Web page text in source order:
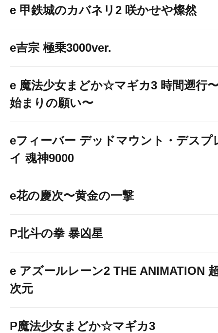
e 甲鉄城のカバネリ2 咲かせや燦然
e吉宗 極乗3000ver.
e 魔法少女まどか☆マギカ3 時間遡行
始まりの願い〜
eフィーバー デッドマウント・デスプ
イ 魂神9000
e花の慶次〜黄金の一撃
P北斗の拳 暴凶星
e アズールレーン2 THE ANIMATION
次元
P魔法少女まどか☆マギカ3